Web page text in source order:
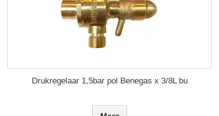
Drukregelaar 1,5bar pol Benegas x 3/8L bu